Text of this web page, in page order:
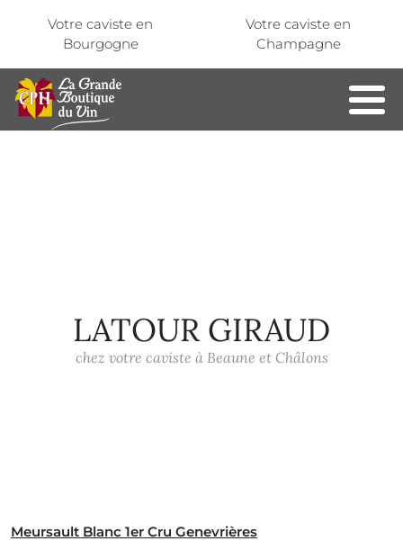
Votre caviste en
Bourgogne
Votre caviste en
Champagne
LATOUR GIRAUD
chez votre caviste à Beaune et Châlons
Meursault Blanc 1er Cru Genevrières